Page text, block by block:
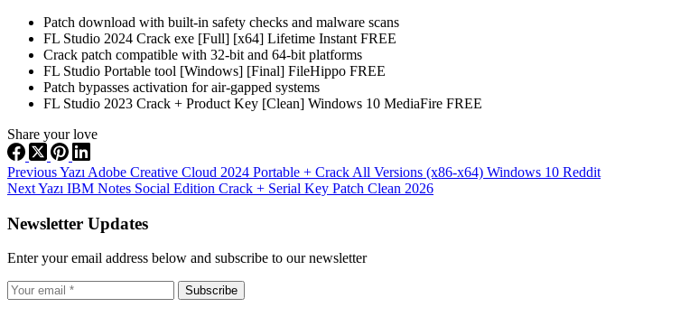
Patch download with built-in safety checks and malware scans
FL Studio 2024 Crack exe [Full] [x64] Lifetime Instant FREE
Crack patch compatible with 32-bit and 64-bit platforms
FL Studio Portable tool [Windows] [Final] FileHippo FREE
Patch bypasses activation for air-gapped systems
FL Studio 2023 Crack + Product Key [Clean] Windows 10 MediaFire FREE
Share your love
PreviousYazı Adobe Creative Cloud 2024 Portable + Crack All Versions (x86-x64) Windows 10 Reddit
NextYazı IBM Notes Social Edition Crack + Serial Key Patch Clean 2026
Newsletter Updates
Enter your email address below and subscribe to our newsletter
Subscribe